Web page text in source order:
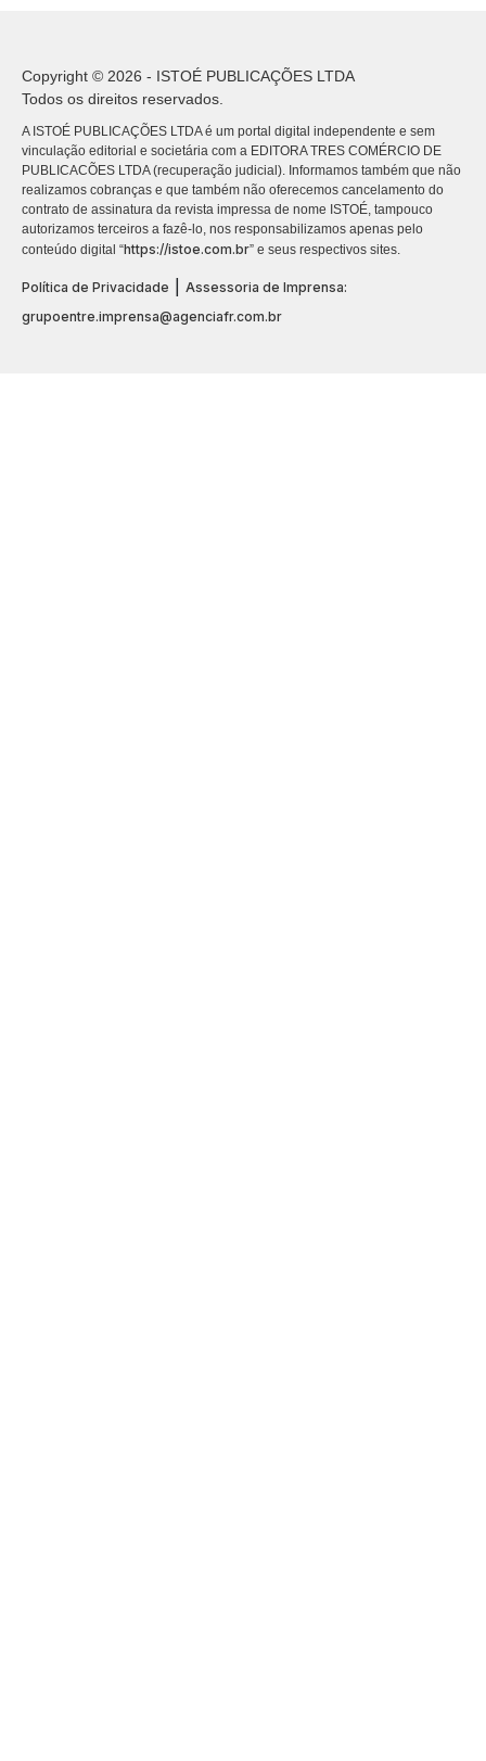
Copyright © 2026 - ISTOÉ PUBLICAÇÕES LTDA
Todos os direitos reservados.
A ISTOÉ PUBLICAÇÕES LTDA é um portal digital independente e sem
vinculação editorial e societária com a EDITORA TRES COMÉRCIO DE
PUBLICACÕES LTDA (recuperação judicial). Informamos também que não
realizamos cobranças e que também não oferecemos cancelamento do
contrato de assinatura da revista impressa de nome ISTOÉ, tampouco
autorizamos terceiros a fazê-lo, nos responsabilizamos apenas pelo
conteúdo digital “https://istoe.com.br” e seus respectivos sites.
Política de Privacidade
Assessoria de Imprensa:
grupoentre.imprensa@agenciafr.com.br